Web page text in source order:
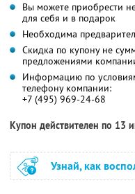
Вы можете приобрести
для себя и в подарок
Необходима
Скидка по купону не
предложениями
Информацию по
телефону компании:
+7 (495) 969-24-68
Купон действителен по 13
Узнай, как